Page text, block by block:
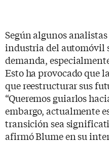
Según algunos
industria del automóvil
demanda,
Esto ha provocado que
que reestructurar sus
“Queremos guiarlos
embargo, actualmente
transición sea
afirmó Blume en su